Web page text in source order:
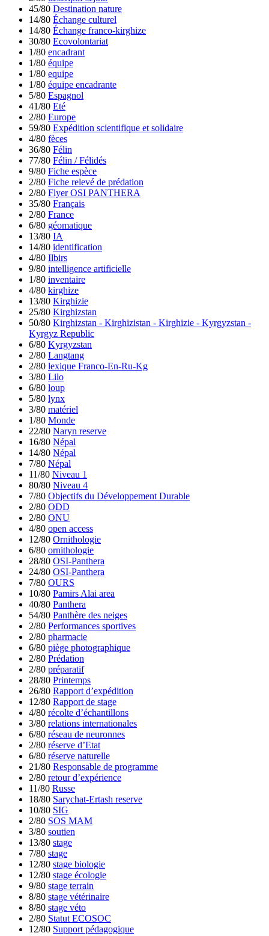
45/80 Destination nature
14/80 Échange culturel
14/80 Échange franco-kirghize
30/80 Ecovolontariat
1/80 encadrant
1/80 équipe
1/80 equipe
1/80 équipe encadrante
5/80 Espagnol
41/80 Eté
2/80 Europe
59/80 Expédition scientifique et solidaire
4/80 fèces
36/80 Félin
77/80 Félin / Félidés
9/80 Fiche espèce
2/80 Fiche relevé de prédation
2/80 Flyer OSI PANTHERA
35/80 Français
2/80 France
6/80 géomatique
13/80 IA
14/80 identification
4/80 Ilbirs
9/80 intelligence artificielle
1/80 inventaire
4/80 kirghize
13/80 Kirghizie
25/80 Kirghizstan
50/80 Kirghizstan - Kirghizistan - Kirghizie - Kyrgyzstan -
Kyrgyz Republic
6/80 Kyrgyzstan
2/80 Langtang
2/80 lexique Franco-En-Ru-Kg
3/80 Lilo
6/80 loup
5/80 lynx
3/80 matériel
1/80 Monde
22/80 Naryn reserve
16/80 Népal
14/80 Népal
7/80 Népal
11/80 Niveau 1
80/80 Niveau 4
7/80 Objectifs du Développement Durable
2/80 ODD
2/80 ONU
4/80 open access
12/80 Ornithologie
6/80 ornithologie
28/80 OSI-Panthera
24/80 OSI-Panthera
7/80 OURS
10/80 Pamirs Alai area
40/80 Panthera
54/80 Panthère des neiges
2/80 Performances sportives
2/80 pharmacie
6/80 piège photographique
2/80 Prédation
2/80 préparatif
28/80 Printemps
26/80 Rapport d’expédition
12/80 Rapport de stage
4/80 récolte d’échantillons
3/80 relations internationales
6/80 réseau de neuronnes
2/80 réserve d’Etat
6/80 réserve naturelle
21/80 Responsable de programme
2/80 retour d’expérience
11/80 Russe
18/80 Sarychat-Ertash reserve
10/80 SIG
2/80 SOS MAM
3/80 soutien
13/80 stage
7/80 stage
12/80 stage biologie
12/80 stage écologie
9/80 stage terrain
8/80 stage vétérinaire
8/80 stage véto
2/80 Statut ECOSOC
12/80 Support pédagogique